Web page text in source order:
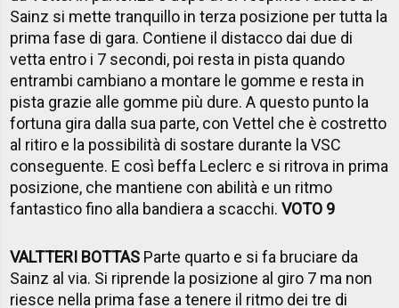
Sainz si mette tranquillo in terza posizione per tutta la
prima fase di gara. Contiene il distacco dai due di
vetta entro i 7 secondi, poi resta in pista quando
entrambi cambiano a montare le gomme e resta in
pista grazie alle gomme più dure. A questo punto la
fortuna gira dalla sua parte, con Vettel che è costretto
al ritiro e la possibilità di sostare durante la VSC
conseguente. E così beffa Leclerc e si ritrova in prima
posizione, che mantiene con abilità e un ritmo
fantastico fino alla bandiera a scacchi.VOTO 9
VALTTERI BOTTAS Parte quarto e si fa bruciare da
Sainz al via. Si riprende la posizione al giro 7 ma non
riesce nella prima fase a tenere il ritmo dei tre di